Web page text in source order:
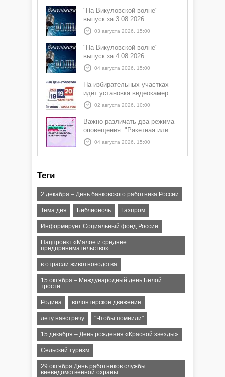
"На Викуловской волне"
выпуск за 3 08 2026
03 августа 2026, 15:00
"На Викуловской волне"
выпуск за 4 08 2026
04 августа 2026, 15:00
На избирательных участках
идёт установка видеокамер
02 августа 2026, 10:00
Важно различать два режима
оповещения: "Ракетная или
БПЛА опасность" и "Угроза
атаки ракеты или БПЛА"
04 августа 2026, 15:00
Теги
2 декабря – День банковского работника России
Тема дня Библионочь Газпром
Информирует Социальный фонд России
Нацпроект «Малое и среднее
предпринимательство»
в отрасли животноводства
15 октября – Международный день Белой
трости
Родина волонтерское движение
лету навстречу "Чтобы помнили"
15 декабря – День рождения «Красной звезды»
Сельский туризм
29 октября День работников службы
вневедомственной охраны